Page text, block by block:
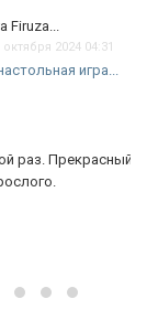
подарок для